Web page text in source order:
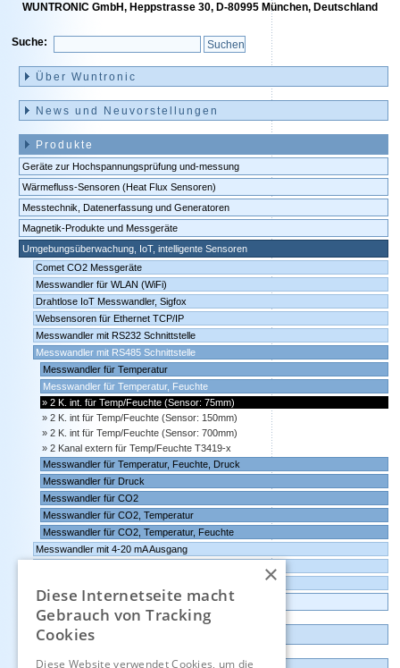
WUNTRONIC GmbH, Heppstrasse 30, D-80995 München, Deutschland
Suche:
überspringen
Über Wuntronic
News und Neuvorstellungen
Produkte
Geräte zur Hochspannungsprüfung und-messung
Wärmefluss-Sensoren (Heat Flux Sensoren)
Messtechnik, Datenerfassung und Generatoren
Magnetik-Produkte und Messgeräte
Umgebungsüberwachung, IoT, intelligente Sensoren
Comet CO2 Messgeräte
Messwandler für WLAN (WiFi)
Drahtlose IoT Messwandler, Sigfox
Websensoren für Ethernet TCP/IP
Messwandler mit RS232 Schnittstelle
Messwandler mit RS485 Schnittstelle
Messwandler für Temperatur
Messwandler für Temperatur, Feuchte
2 K. int. für Temp/Feuchte (Sensor: 75mm)
2 K. int für Temp/Feuchte (Sensor: 150mm)
2 K. int für Temp/Feuchte (Sensor: 700mm)
2 Kanal extern für Temp/Feuchte T3419-x
Messwandler für Temperatur, Feuchte, Druck
Messwandler für Druck
Messwandler für CO2
Messwandler für CO2, Temperatur
Messwandler für CO2, Temperatur, Feuchte
Messwandler mit 4-20 mA Ausgang
Datenlogger, Datenrekorder, Messwandler
Günstige Auslauf-und Demogeräte
×
Diese Internetseite macht
Gebrauch von Tracking
Cookies
Diese Website verwendet Cookies, um die